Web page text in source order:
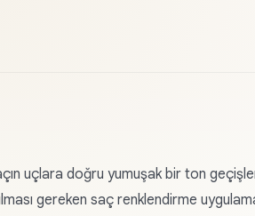
uçlara doğru yumuşak bir ton
gereken saç renklendirme